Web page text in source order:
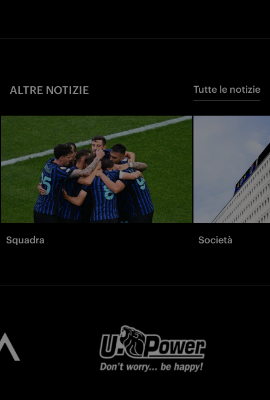
ALTRE NOTIZIE Tutte le notizie
Squadra Società